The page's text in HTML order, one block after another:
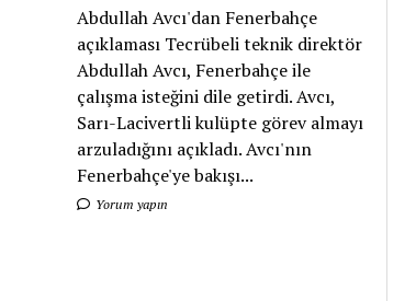
Abdullah Avcı'dan Fenerbahçe
açıklaması Tecrübeli teknik direktör
Abdullah Avcı, Fenerbahçe ile
çalışma isteğini dile getirdi. Avcı,
Sarı-Lacivertli kulüpte görev almayı
arzuladığını açıkladı. Avcı'nın
Fenerbahçe'ye bakışı...
Yorum yapın